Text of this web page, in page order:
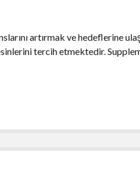
artırmak ve hedeflerine
tercih etmektedir.